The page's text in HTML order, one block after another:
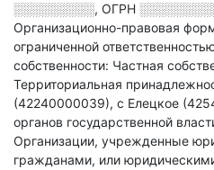
░░░░░░░░░, ОГРН
Организационно-правовая
ограниченной
собственности: Частная
Территориальная
(42240000039), с Елецкое
органов государственной
Организации, учрежденные
гражданами, или